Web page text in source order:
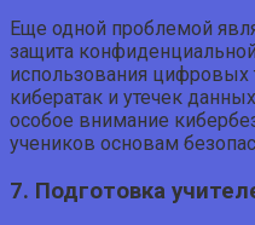
Еще одной проблемой
защита
использования цифровых
кибератак и утечек
особое внимание
учеников основам
7. Подготовка